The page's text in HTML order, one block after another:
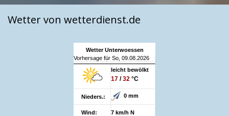
Wetter von wetterdienst.de
Wetter Unterwoessen
Vorhersage für So, 09.08.2026
leicht bewölkt
17 /32 °C
Nieders.: 0 mm
Wind: 7 km/h N